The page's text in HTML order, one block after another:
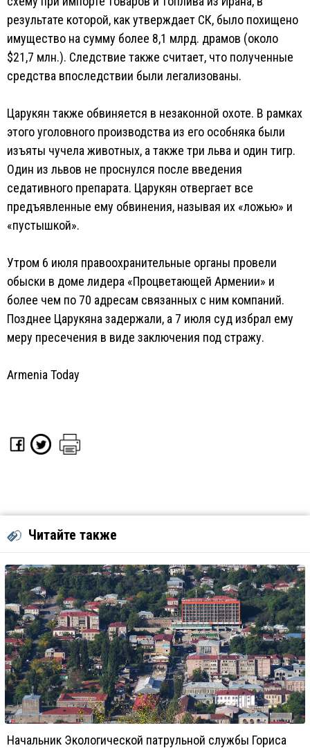
результате которой, как утверждает СК, было похищено
имущество на сумму более 8,1 млрд. драмов (около
$21,7 млн.). Следствие также считает, что полученные
средства впоследствии были легализованы.
Царукян также обвиняется в незаконной охоте. В рамках
этого уголовного производства из его особняка были
изъяты чучела животных, а также три льва и один тигр.
Один из львов не проснулся после введения
седативного препарата. Царукян отвергает все
предъявленные ему обвинения, называя их «ложью» и
«пустышкой».
Утром 6 июля правоохранительные органы провели
обыски в доме лидера «Процветающей Армении» и
более чем по 70 адресам связанных с ним компаний.
Позднее Царукяна задержали, а 7 июля суд избрал ему
меру пресечения в виде заключения под стражу.
Armenia Today
Читайте также
Начальник Экологической патрульной службы Гориса